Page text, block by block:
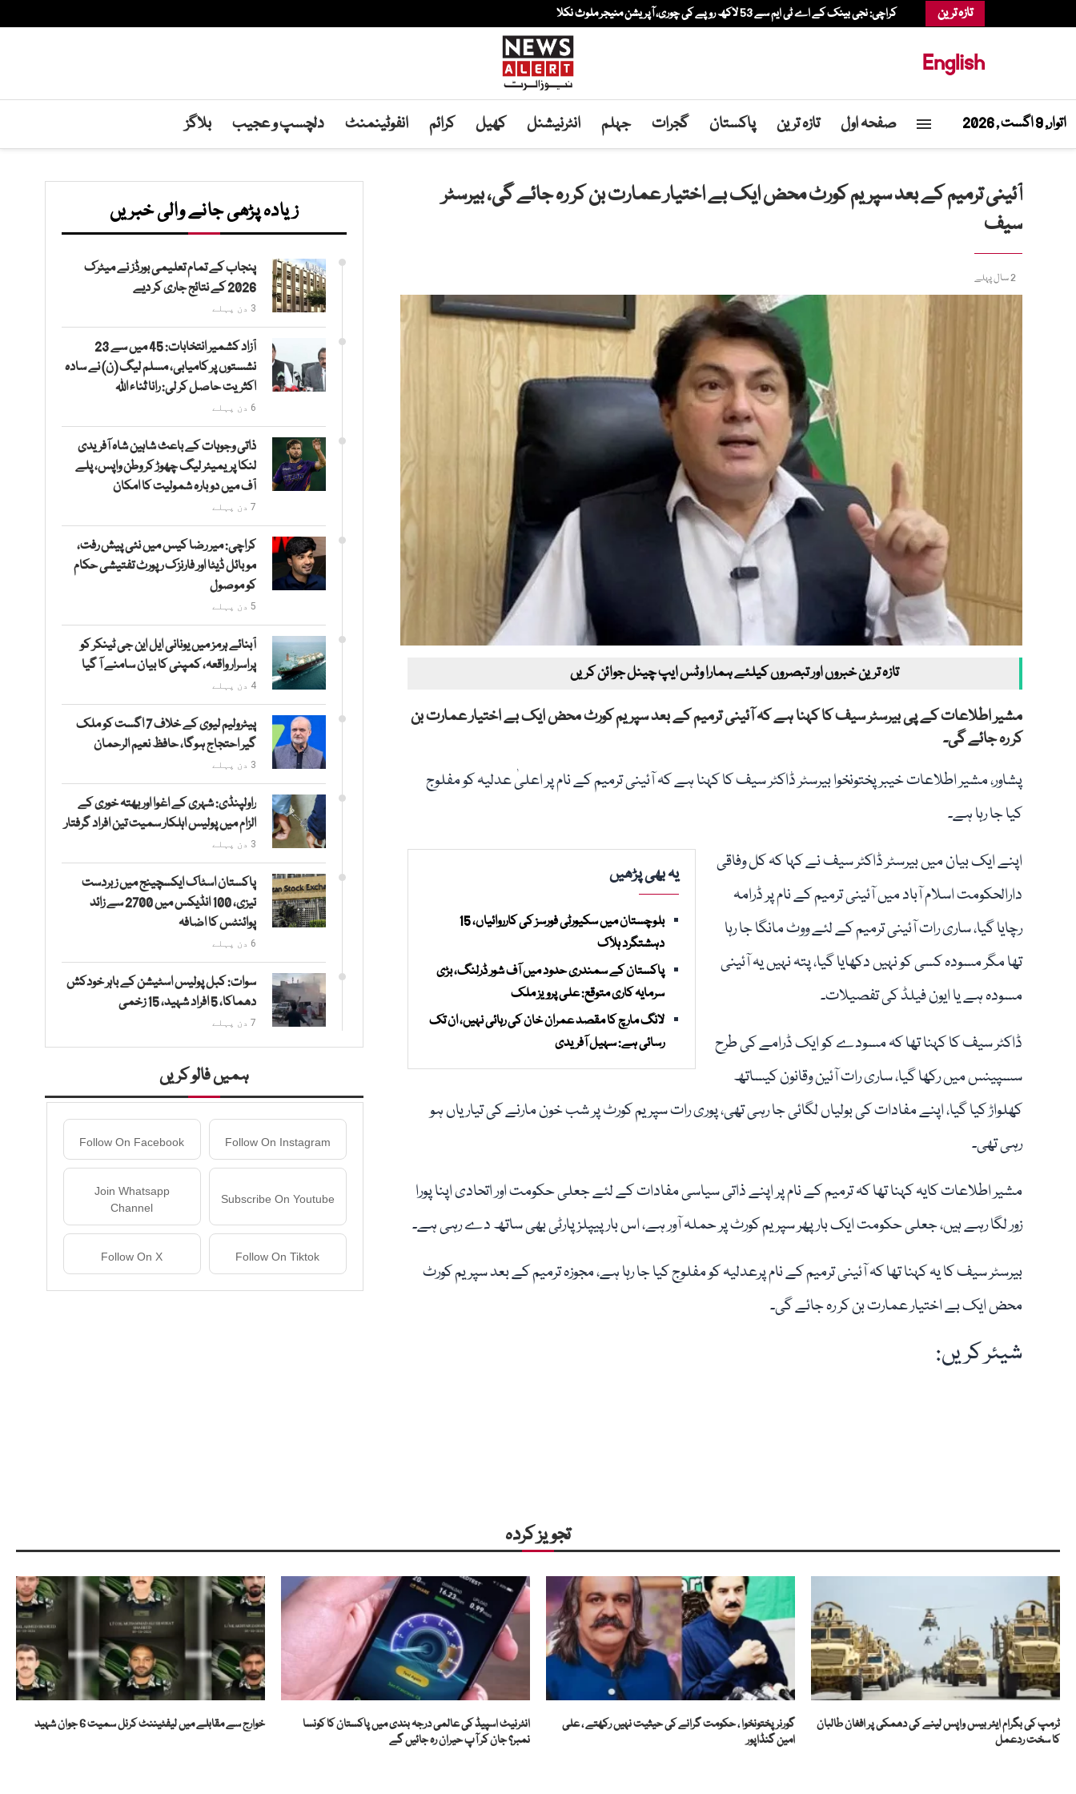
تازہ ترین کراچی: نجی بینک کے اے ٹی ایم سے 53 لاکھ روپے کی چوری، آپریشن منیجر ملوث نکلا
English
اتوار, 9 اگست , 2026 صفحہ اول تازہ ترین پاکستان گجرات جہلم انٹرنیشنل کھیل کرائم انفوٹینمنٹ دلچسپ و عجیب بلاگز
آئینی ترمیم کے بعد سپریم کورٹ محض ایک بے اختیار عمارت بن کر رہ جائے گی، بیرسٹر
سیف
2 سال پہلے
تازہ ترین خبروں اور تبصروں کیلئے ہمارا وٹس ایپ چینل جوائن کریں
مشیر اطلاعات کے پی بیرسٹر سیف کا کہنا ہے کہ آئینی ترمیم کے بعد سپریم کورٹ محض ایک بے اختیار عمارت بن
کر رہ جائے گی۔
پشاور، مشیر اطلاعات خیبرپختونخوا بیرسٹر ڈاکٹر سیف کا کہنا ہے کہ آئینی ترمیم کے نام پر اعلیٰ عدلیہ کو مفلوج
کیا جا رہا ہے۔
یہ بھی پڑھیں
بلوچستان میں سکیورٹی فورسز کی کارروائیاں، 15
دہشتگرد ہلاک
پاکستان کے سمندری حدود میں آف شور ڈرلنگ، بڑی
سرمایہ کاری متوقع: علی پرویز ملک
لانگ مارچ کا مقصد عمران خان کی رہائی نہیں، ان تک
رسائی ہے: سہیل آفریدی
اپنے ایک بیان میں بیرسٹر ڈاکٹر سیف نے کہا کہ کل وفاقی
دارالحکومت اسلام آباد میں آئینی ترمیم کے نام پر ڈرامہ
رچایا گیا، ساری رات آئینی ترمیم کے لئے ووٹ مانگا جا رہا
تھا مگر مسودہ کسی کو نہیں دکھایا گیا، پتہ نہیں یہ آئینی
مسودہ ہے یا ایون فیلڈ کی تفصیلات۔
ڈاکٹر سیف کا کہنا تھا کہ مسودے کو ایک ڈرامے کی طرح
سسپینس میں رکھا گیا، ساری رات آئین وقانون کیساتھ
کھلواڑ کیا گیا، اپنے مفادات کی بولیاں لگائی جا رہی تھی، پوری رات سپریم کورٹ پر شب خون مارنے کی تیاریاں ہو
رہی تھی۔
مشیر اطلاعات کایہ کہنا تھا کہ ترمیم کے نام پر اپنے ذاتی سیاسی مفادات کے لئے جعلی حکومت اور اتحادی اپنا پورا
زور لگا رہے ہیں، جعلی حکومت ایک بار پھر سپریم کورٹ پر حملہ آور ہے، اس بار پیپلزپارٹی بھی ساتھ دے رہی ہے۔
بیرسٹر سیف کا یہ کہنا تھا کہ آئینی ترمیم کے نام پرعدلیہ کو مفلوج کیا جا رہا ہے، مجوزہ ترمیم کے بعد سپریم کورٹ
محض ایک بے اختیار عمارت بن کر رہ جائے گی۔
شیئر کریں:
زیادہ پڑھی جانے والی خبریں
پنجاب کے تمام تعلیمی بورڈز نے میٹرک
2026 کے نتائج جاری کر دیے
3 دن پہلے
آزاد کشمیر انتخابات: 45 میں سے 23
نشستوں پر کامیابی، مسلم لیگ (ن) نے سادہ
اکثریت حاصل کر لی: رانا ثناء اللہ
6 دن پہلے
ذاتی وجوہات کے باعث شاہین شاہ آفریدی
لنکا پریمیئر لیگ چھوڑ کر وطن واپس، پلے
آف میں دوبارہ شمولیت کا امکان
7 دن پہلے
کراچی: میر رضا کیس میں نئی پیش رفت،
موبائل ڈیٹا اور فارنزک رپورٹ تفتیشی حکام
کو موصول
5 دن پہلے
آبنائے ہرمز میں یونانی ایل این جی ٹینکر کو
پراسرار واقعہ، کمپنی کا بیان سامنے آ گیا
4 دن پہلے
پیٹرولیم لیوی کے خلاف 7 اگست کو ملک
گیر احتجاج ہوگا، حافظ نعیم الرحمان
3 دن پہلے
راولپنڈی: شہری کے اغوا اور بھتہ خوری کے
الزام میں پولیس اہلکار سمیت تین افراد گرفتار
3 دن پہلے
پاکستان اسٹاک ایکسچینج میں زبردست
تیزی، 100 انڈیکس میں 2700 سے زائد
پوائنٹس کا اضافہ
6 دن پہلے
سوات: کبل پولیس اسٹیشن کے باہر خودکش
دھماکا، 5 افراد شہید، 15 زخمی
7 دن پہلے
ہمیں فالو کریں
Follow On Instagram
Follow On Facebook
Subscribe On Youtube
Join Whatsapp
Channel
Follow On Tiktok
Follow On X
تجویز کردہ
ٹرمپ کی بگرام ایئر بیس واپس لینے کی دھمکی پر افغان طالبان
کا سخت ردعمل
گورنر پختونخوا ، حکومت گرانے کی حیثیت نہیں رکھتے ، علی
امین گنڈاپور
انٹرنیٹ اسپیڈ کی عالمی درجہ بندی میں پاکستان کا کونسا
نمبر؟ جان کر آپ حیران رہ جائیں گے
خوارج سے مقابلے میں لیفٹیننٹ کرنل سمیت 6 جوان شہید